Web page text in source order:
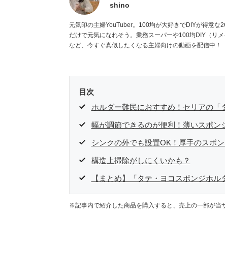
shino
元気印の主婦YouTuber。100均が大好きでDIYが得意な
だけで元気になれそう。業務スーパーや100均DIY（リ
など、今すぐ真似したくなる主婦向けの動画を配信中！
目次
ホルダー難民におすすめ！セリアの「
幅が調節できるのが便利！薄いスポン
シンクの外でも設置OK！厚手のスポ
構造上掃除がしにくいかも？
【まとめ】「タテ・ヨコスポンジホ
※記事内で紹介した商品を購入すると、売上の一部が当